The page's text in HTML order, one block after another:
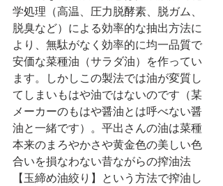
学処理（高温、圧力脱酵素、脱ガム、
脱臭など）による効率的な抽出方法に
より、無駄がなく効率的に均一品質で
安価な菜種油（サラダ油）を作ってい
ます。しかしこの製法では油が変質し
てしまいもはや油ではないのです（某
メーカーのもはや醤油とは呼べない醤
油と一緒です）。平出さんの油は菜種
本来のまろやかさや黄金色の美しい色
合いを損なわない昔ながらの搾油法
【玉締め油絞り】という方法で搾油し